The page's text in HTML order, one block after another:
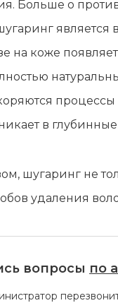
Больше о
на коже
в
шугаринг не
удаления
вопросы по